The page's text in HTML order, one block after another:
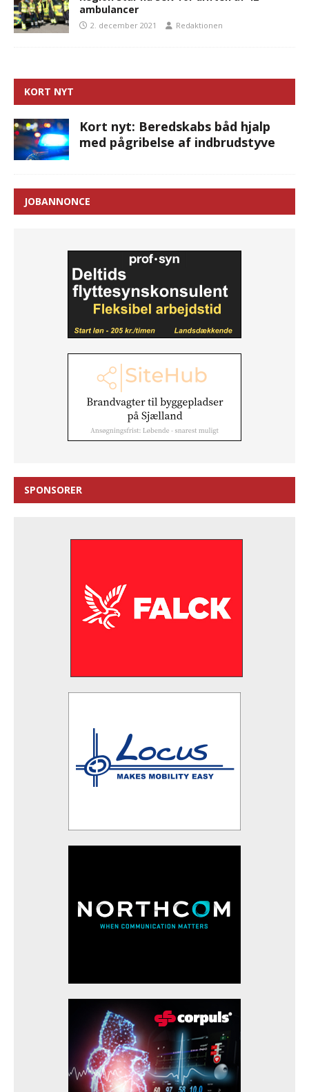
ambulancer
2. december 2021 Redaktionen
KORT NYT
Kort nyt: Beredskabs båd hjalp
med pågribelse af indbrudstyve
JOBANNONCE
SPONSORER